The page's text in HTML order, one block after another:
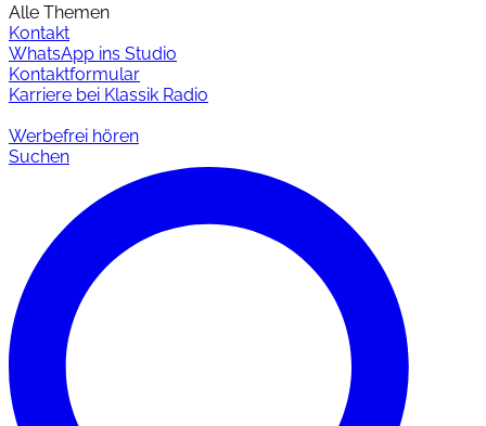
Alle Themen
Kontakt
WhatsApp ins Studio
Kontaktformular
Karriere bei Klassik Radio
Werbefrei hören
Suchen